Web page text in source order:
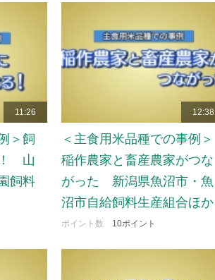
11:26
＞飼
！ 山
飼料
12:38
＜主食用米品種での事例＞
稲作農家と畜産農家がつな
がった 新潟県魚沼市・魚
沼市自給飼料生産組合ほか
ポイント数 10ポイント